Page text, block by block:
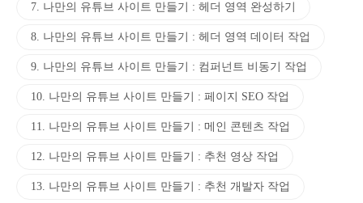
7. 나만의 유튜브 사이트 만들기 : 헤더 영역 완성하기
8. 나만의 유튜브 사이트 만들기 : 헤더 영역 데이터 작업
9. 나만의 유튜브 사이트 만들기 : 컴퍼넌트 비동기 작업
10. 나만의 유튜브 사이트 만들기 : 페이지 SEO 작업
11. 나만의 유튜브 사이트 만들기 : 메인 콘텐츠 작업
12. 나만의 유튜브 사이트 만들기 : 추천 영상 작업
13. 나만의 유튜브 사이트 만들기 : 추천 개발자 작업